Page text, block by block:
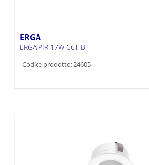
ERGA
ERGA PIR 17W CCT-B
Codice prodotto: 24605